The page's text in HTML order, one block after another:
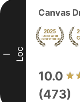
I Loc
Canvas
10.0
(473)